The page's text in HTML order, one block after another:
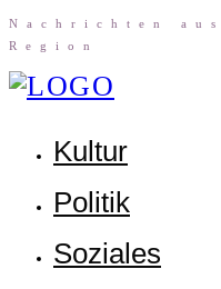
Nach­rich­ten
Region
Kul­tur
Poli­tik
Sozia­les